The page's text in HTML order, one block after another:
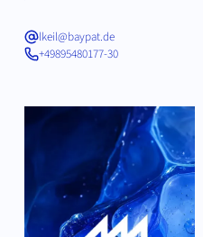
lkeil@baypat.de
+49895480177-30